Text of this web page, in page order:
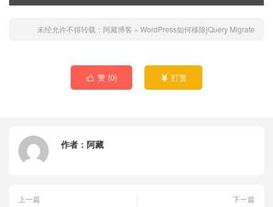
未经允许不得转载： 阿藏博客 » WordPress如何移除jQuery Migrate
 赞 (0)  打赏
作者： 阿藏
上一篇
下一篇